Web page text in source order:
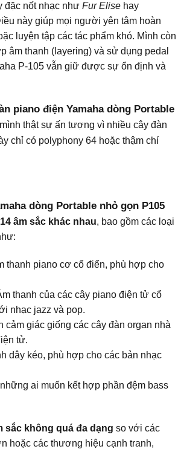
đặc nốt nhạc như Fur Elise hay
này giúp mọi người yên tâm hoàn
luyện tập các tác phẩm khó. Mình còn
âm thanh (layering) và sử dụng pedal
P-105 vẫn giữ được sự ổn định và
piano điện Yamaha dòng Portable
thật sự ấn tượng vì nhiều cây đàn
chỉ có polyphony 64 hoặc thậm chí
dòng Portable nhỏ gọn P105
14 âm sắc khác nhau, bao gồm các loại
thanh piano cơ cổ điển, phù hợp cho
thanh của các cây piano điện tử cổ
nhạc jazz và pop.
cảm giác giống các cây đàn organ nhà
tử.
dây kéo, phù hợp cho các bản nhạc
ai muốn kết hợp phần đệm bass
sắc không quá đa dạng so với các
hoặc các thương hiệu cạnh tranh,